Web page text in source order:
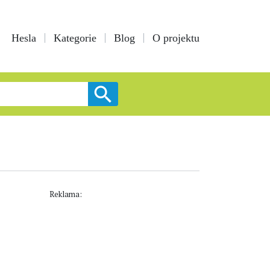
Hesla Kategorie Blog O projektu
Reklama: